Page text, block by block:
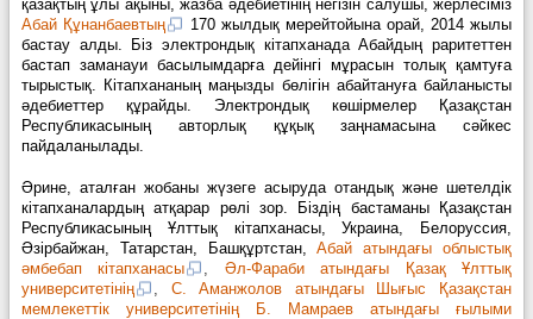
қазақтың ұлы ақыны, жазба әдебиетінің негізін салушы, жерлесіміз
Абай Құнанбаевтың
170 жылдық мерейтойына орай, 2014 жылы
бастау алды. Біз электрондық кітапханада Абайдың раритеттен
бастап заманауи басылымдарға дейінгі мұрасын толық қамтуға
тырыстық. Кітапхананың маңызды бөлігін абайтануға байланысты
әдебиеттер құрайды. Электрондық көшірмелер Қазақстан
Республикасының авторлық құқық заңнамасына сәйкес
пайдаланылады.
Әрине, аталған жобаны жүзеге асыруда отандық және шетелдік
кітапханалардың атқарар рөлі зор. Біздің бастаманы Қазақстан
Республикасының Ұлттық кітапханасы, Украина, Белоруссия,
Әзірбайжан, Татарстан, Башқұртстан,
Абай атындағы облыстық
әмбебап кітапханасы
, Әл-Фараби атындағы Қазақ Ұлттық
университетінің
, С. Аманжолов атындағы Шығыс Қазақстан
мемлекеттік университетінің Б. Мамраев атындағы ғылыми